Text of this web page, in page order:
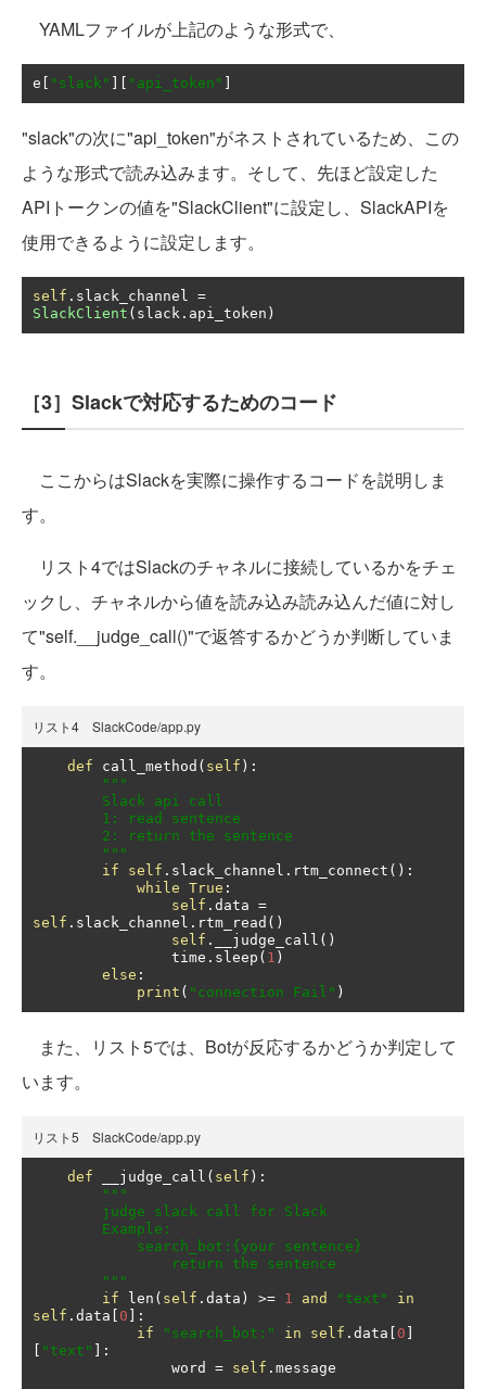
YAMLファイルが上記のような形式で、
e "slack" "api_token"
"slack"の次に"api_token"がネストされているため、この
ような形式で読み込みます。そして、先ほど設定した
APIトークンの値を"SlackClient"に設定し、SlackAPIを
使用できるように設定します。
self . slack_channel =
SlackClient ( slack . api_token )
［3］Slackで対応するためのコード
ここからはSlackを実際に操作するコードを説明しま
す。
リスト4ではSlackのチャネルに接続しているかをチェ
ックし、チャネルから値を読み込み読み込んだ値に対し
て"self.__judge_call()"で返答するかどうか判断していま
す。
リスト4 SlackCode/app.py
def call_method ( self ):
"""
        """
if
self . slack_channel . rtm_connect ():
while True :
self . data =
self . slack_channel . rtm_read ()
self . __judge_call ()
                time
. sleep ( 1 )
else :
print ( "connection Fail" )
また、リスト5では、Botが反応するかどうか判定して
います。
リスト5 SlackCode/app.py
def __judge_call ( self ):
"""
        """
if len ( self . data ) >= 1 and "text"
in
self . data 0 ]:
if
"search_bot:" in self . data 0
"text"
]:
                word
= self . message